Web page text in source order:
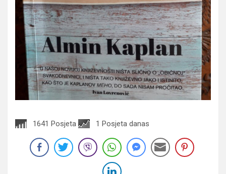
1641 Posjeta 1 Posjeta danas